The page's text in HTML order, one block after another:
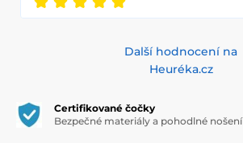
Další hodnocení na
Heuréka.cz
Certifikované čočky
Bezpečné materiály a pohodlné nošení